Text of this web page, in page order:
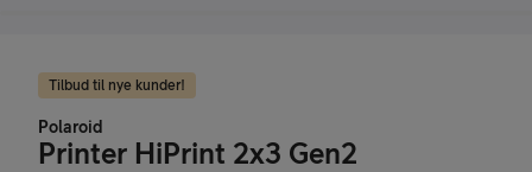
Tilbud til nye kunder!
Polaroid
Printer HiPrint 2x3 Gen2